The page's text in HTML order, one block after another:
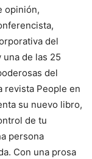
opinión,
del
de las 25
del
revista People en
su nuevo libro,
de tu
persona
Con una prosa